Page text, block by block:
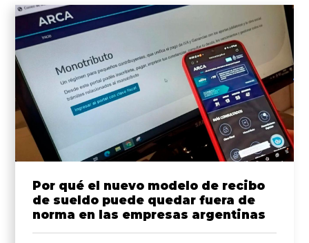
Por qué el nuevo modelo de recibo
de sueldo puede quedar fuera de
norma en las empresas argentinas